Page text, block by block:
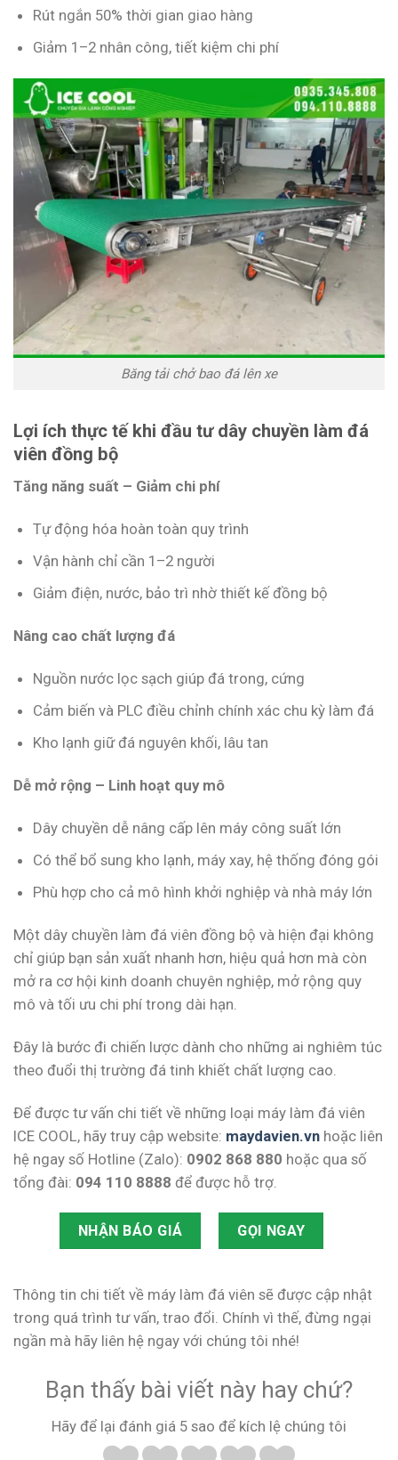
Rút ngắn 50% thời gian giao hàng
Giảm 1–2 nhân công, tiết kiệm chi phí
Băng tải chở bao đá lên xe
Lợi ích thực tế khi đầu tư dây chuyền làm đá
viên đồng bộ
Tăng năng suất – Giảm chi phí
Tự động hóa hoàn toàn quy trình
Vận hành chỉ cần 1–2 người
Giảm điện, nước, bảo trì nhờ thiết kế đồng bộ
Nâng cao chất lượng đá
Nguồn nước lọc sạch giúp đá trong, cứng
Cảm biến và PLC điều chỉnh chính xác chu kỳ làm đá
Kho lạnh giữ đá nguyên khối, lâu tan
Dễ mở rộng – Linh hoạt quy mô
Dây chuyền dễ nâng cấp lên máy công suất lớn
Có thể bổ sung kho lạnh, máy xay, hệ thống đóng gói
Phù hợp cho cả mô hình khởi nghiệp và nhà máy lớn
Một dây chuyền làm đá viên đồng bộ và hiện đại không
chỉ giúp bạn sản xuất nhanh hơn, hiệu quả hơn mà còn
mở ra cơ hội kinh doanh chuyên nghiệp, mở rộng quy
mô và tối ưu chi phí trong dài hạn.
Đây là bước đi chiến lược dành cho những ai nghiêm túc
theo đuổi thị trường đá tinh khiết chất lượng cao.
Để được tư vấn chi tiết về những loại máy làm đá viên
ICE COOL, hãy truy cập website: maydavien.vn hoặc liên
hệ ngay số Hotline (Zalo): 0902 868 880 hoặc qua số
tổng đài: 094 110 8888 để được hỗ trợ.
NHẬN BÁO GIÁ GỌI NGAY
Thông tin chi tiết về máy làm đá viên sẽ được cập nhật
trong quá trình tư vấn, trao đổi. Chính vì thế, đừng ngại
ngần mà hãy liên hệ ngay với chúng tôi nhé!
Bạn thấy bài viết này hay chứ?
Hãy để lại đánh giá 5 sao để kích lệ chúng tôi